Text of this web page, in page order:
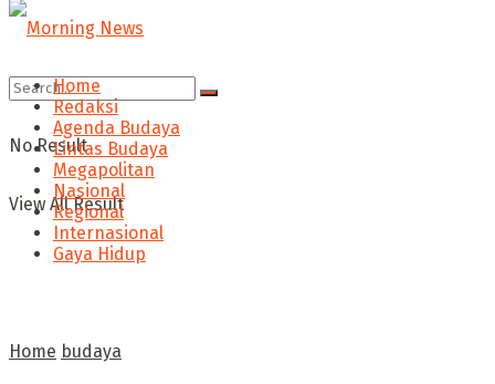
No Result
View All Result
Home
Redaksi
Agenda Budaya
Lintas Budaya
Megapolitan
Nasional
Regional
Internasional
Gaya Hidup
Home budaya